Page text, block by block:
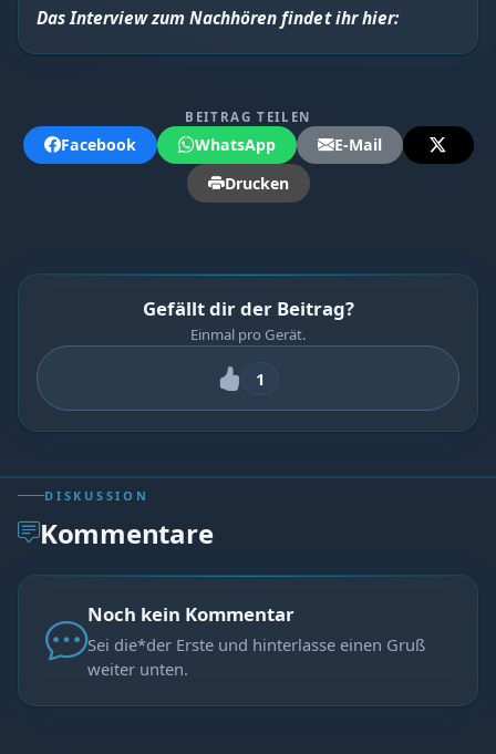
Das Interview zum Nachhören findet ihr hier:
BEITRAG TEILEN
Facebook WhatsApp
E-Mail
Drucken
Gefällt dir der Beitrag?
Einmal pro Gerät.
1
DISKUSSION
Kommentare
Noch kein Kommentar
Sei die*der Erste und hinterlasse einen Gruß
weiter unten.